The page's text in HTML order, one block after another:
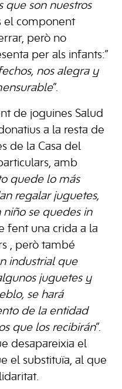
que son nuestros
el component
però no
per als infants:”
nos alegra y
”.
de joguines Salud
a la resta de
de la Casa del
amb
quede lo más
regalar juguetes,
se quedes in
fent una crida a la
, però també
industrial que
juguetes y
se hará
de la entidad
que los recibirán”.
desapareixia el
el substituïa, al que